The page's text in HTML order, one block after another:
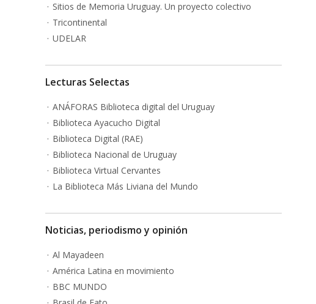
Sitios de Memoria Uruguay. Un proyecto colectivo
Tricontinental
UDELAR
Lecturas Selectas
ANÁFORAS Biblioteca digital del Uruguay
Biblioteca Ayacucho Digital
Biblioteca Digital (RAE)
Biblioteca Nacional de Uruguay
Biblioteca Virtual Cervantes
La Biblioteca Más Liviana del Mundo
Noticias, periodismo y opinión
Al Mayadeen
América Latina en movimiento
BBC MUNDO